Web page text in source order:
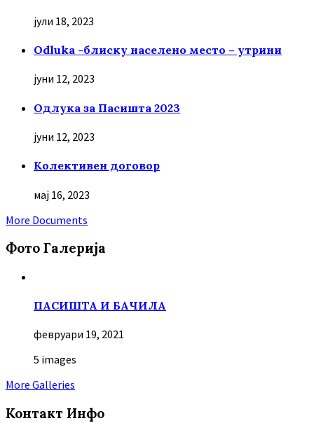
јули 18, 2023
Odluka -блиску населено место – утрини
јуни 12, 2023
Oдлука за Пасишта 2023
јуни 12, 2023
Колективен договор
мај 16, 2023
More Documents
Фото Галерија
ПАСИШТА И БАЧИЛА
февруари 19, 2021
5 images
More Galleries
Контакт Инфо